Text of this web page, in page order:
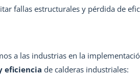
fallas estructurales y pérdida de
a las industrias en la
eficiencia de calderas industriales: